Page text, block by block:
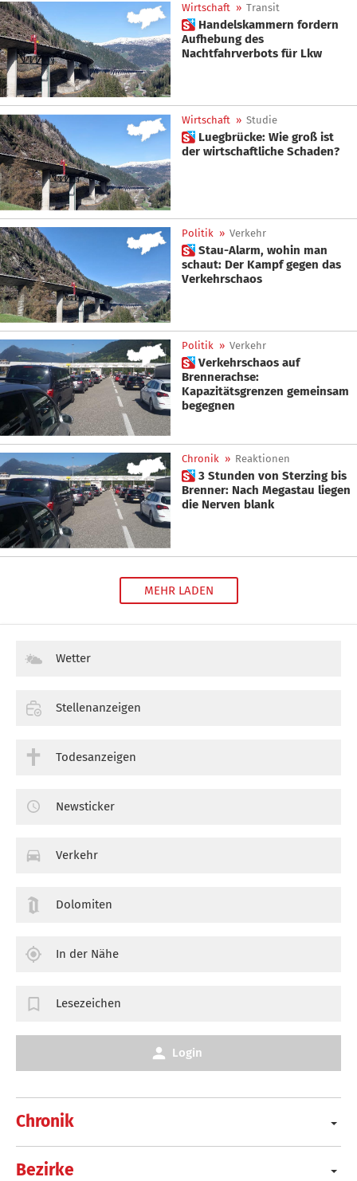
Wirtschaft » Transit
 Handelskammern fordern
Aufhebung des
Nachtfahrverbots für Lkw
Wirtschaft » Studie
 Luegbrücke: Wie groß ist
der wirtschaftliche Schaden?
Politik » Verkehr
 Stau-Alarm, wohin man
schaut: Der Kampf gegen das
Verkehrschaos
Politik » Verkehr
 Verkehrschaos auf
Brennerachse:
Kapazitätsgrenzen gemeinsam
begegnen
Chronik » Reaktionen
 3 Stunden von Sterzing bis
Brenner: Nach Megastau liegen
die Nerven blank
MEHR LADEN
Chronik
Bezirke
Wetter
Stellenanzeigen
Todesanzeigen
Newsticker
Verkehr
Dolomiten
In der Nähe
Lesezeichen
Login